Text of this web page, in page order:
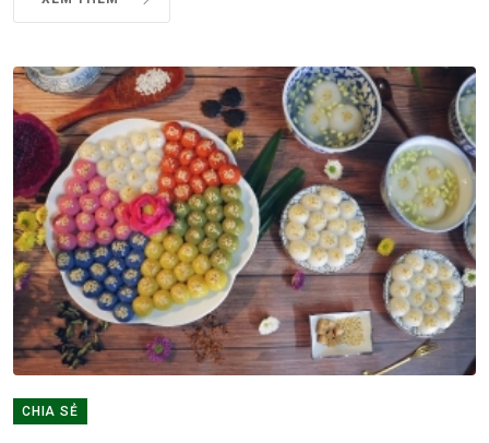
CHIA SẺ